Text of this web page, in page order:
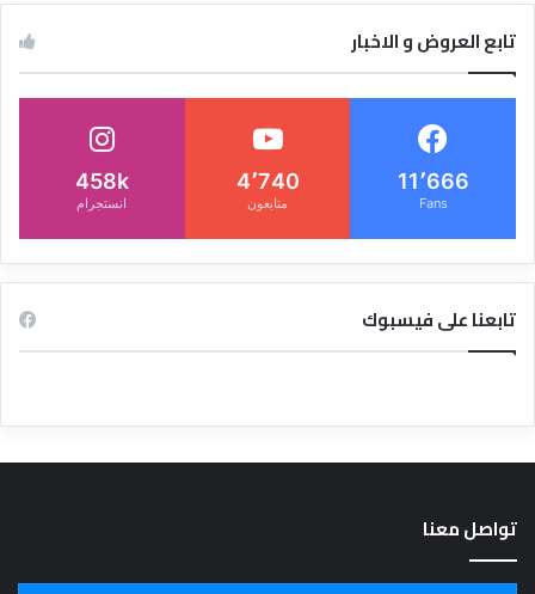
تابع العروض و الاخبار
11٬666
Fans
4٬740
متابعون
458k
انستجرام
تابعنا على فيسبوك
تواصل معنا